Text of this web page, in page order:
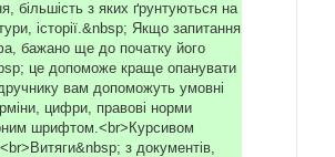
більшість з яких ґрунтуються на
історії.&nbsp; Якщо запитання
бажано ще до початку його
це допоможе краще опанувати
вам допоможуть умовні
цифри, правові норми
шрифтом.<br>Курсивом
з документів,